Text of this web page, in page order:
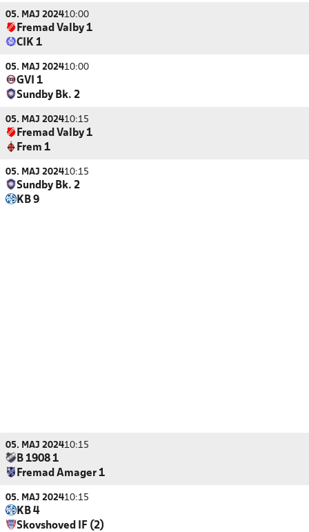
05. MAJ 202410:00
Fremad Valby 1
CIK 1
05. MAJ 202410:00
GVI 1
Sundby Bk. 2
05. MAJ 202410:15
Fremad Valby 1
Frem 1
05. MAJ 202410:15
Sundby Bk. 2
KB 9
05. MAJ 202410:15
B 1908 1
Fremad Amager 1
05. MAJ 202410:15
KB 4
Skovshoved IF (2)